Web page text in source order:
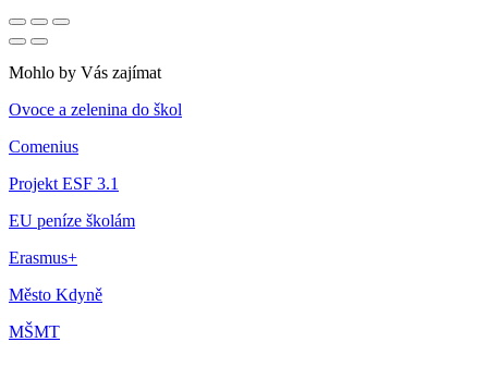
Mohlo by Vás zajímat
Ovoce a zelenina do škol
Comenius
Projekt ESF 3.1
EU peníze školám
Erasmus+
Město Kdyně
MŠMT